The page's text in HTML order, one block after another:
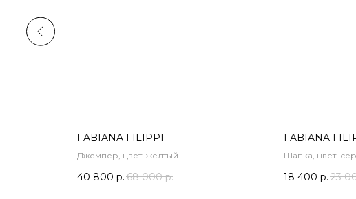
FABIANA FILIPPI
Джемпер, цвет: желтый.
40 800 р. 68 000 р.
FABIANA
Шапка, цвет:
18 400 р. 23